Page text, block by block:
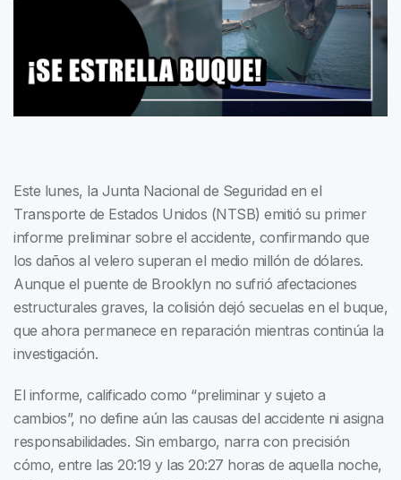
Este lunes, la Junta Nacional de Seguridad en el
Transporte de Estados Unidos (NTSB) emitió su primer
informe preliminar sobre el accidente, confirmando que
los daños al velero superan el medio millón de dólares.
Aunque el puente de Brooklyn no sufrió afectaciones
estructurales graves, la colisión dejó secuelas en el buque,
que ahora permanece en reparación mientras continúa la
investigación.
El informe, calificado como “preliminar y sujeto a
cambios”, no define aún las causas del accidente ni asigna
responsabilidades. Sin embargo, narra con precisión
cómo, entre las 20:19 y las 20:27 horas de aquella noche,